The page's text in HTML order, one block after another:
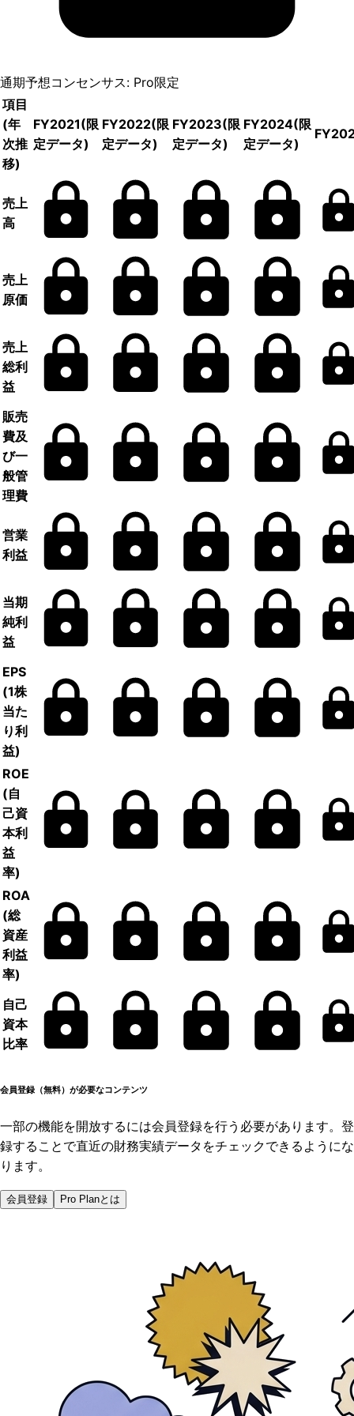
通期予想コンセンサス: Pro限定
項目
(年
次推
移)
FY2021(限
定データ)
FY2022(限
定データ)
FY2023(限
定データ)
FY2024(限
定データ)
売上
高
売上
原価
売上
総利
益
販売
費及
び一
般管
理費
営業
利益
当期
純利
益
EPS
(1株
当た
り利
益)
ROE
(自
己資
本利
益
率)
ROA
(総
資産
利益
率)
自己
資本
比率
会員登録（無料）が必要なコンテンツ
一部の機能を開放するには会員登録を行う必要があります。登
録することで直近の財務実績データをチェックできるようにな
ります。
会員登録 Pro Planとは